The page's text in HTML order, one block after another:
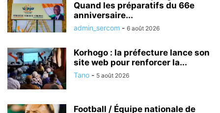
Quand les préparatifs du 66e
anniversaire...
admin_sercom - 6 août 2026
Korhogo : la préfecture lance son
site web pour renforcer la...
Tano - 5 août 2026
Football / Équipe nationale de